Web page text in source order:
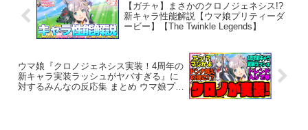
【ガチャ】まさかのクロノジェネシス!?
新キャラ性能解説【ウマ娘プリティーダ
ービー】【The Twinkle Legends】
ウマ娘『クロノジェネシス実装！4周年の
新キャラ実装ラッシュがヤバすぎる』に
対するみんなの反応集 まとめ ウマ娘プリ